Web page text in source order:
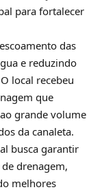
para fortalecer
das
e reduzindo
local recebeu
que
grande volume
da canaleta.
busca garantir
drenagem,
melhores